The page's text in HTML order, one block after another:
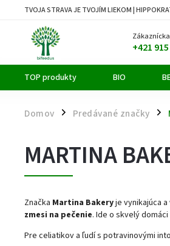
TVOJA STRAVA JE TVOJÍM LIEKOM |
+421
TOP produkty BIO
Domov / Predávané značky /
MARTINA
Značka Martina Bakeryje vynikajúca
zmesi na pečenie. Ide o skvelý
Pre celiatikov a ľudí s potravinovými